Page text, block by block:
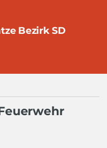
Bezirk SD